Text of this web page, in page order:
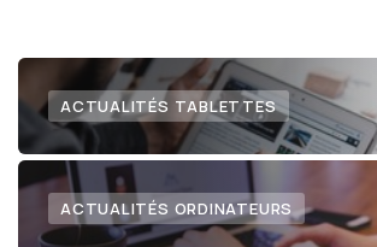
ACTUALITÉS TABLETTES
ACTUALITÉS ORDINATEURS